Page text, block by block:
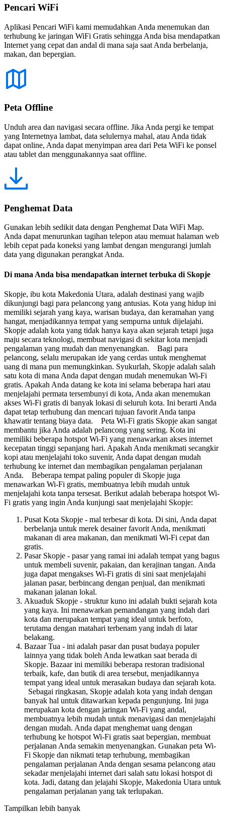
Pencari WiFi
Aplikasi Pencari WiFi kami memudahkan Anda menemukan dan
terhubung ke jaringan WiFi Gratis sehingga Anda bisa mendapatkan
Internet yang cepat dan andal di mana saja saat Anda berbelanja,
makan, dan bepergian.
Peta Offline
Unduh area dan navigasi secara offline. Jika Anda pergi ke tempat
yang Internetnya lambat, data selulernya mahal, atau Anda tidak
dapat online, Anda dapat menyimpan area dari Peta WiFi ke ponsel
atau tablet dan menggunakannya saat offline.
Penghemat Data
Gunakan lebih sedikit data dengan Penghemat Data WiFi Map.
Anda dapat menurunkan tagihan telepon atau memuat halaman web
lebih cepat pada koneksi yang lambat dengan mengurangi jumlah
data yang digunakan perangkat Anda.
Di mana Anda bisa mendapatkan internet terbuka di Skopje
Skopje, ibu kota Makedonia Utara, adalah destinasi yang wajib
dikunjungi bagi para pelancong yang antusias. Kota yang hidup ini
memiliki sejarah yang kaya, warisan budaya, dan keramahan yang
hangat, menjadikannya tempat yang sempurna untuk dijelajahi.
Skopje adalah kota yang tidak hanya kaya akan sejarah tetapi juga
maju secara teknologi, membuat navigasi di sekitar kota menjadi
pengalaman yang mudah dan menyenangkan. Bagi para
pelancong, selalu merupakan ide yang cerdas untuk menghemat
uang di mana pun memungkinkan. Syukurlah, Skopje adalah salah
satu kota di mana Anda dapat dengan mudah menemukan Wi-Fi
gratis. Apakah Anda datang ke kota ini selama beberapa hari atau
menjelajahi permata tersembunyi di kota, Anda akan menemukan
akses Wi-Fi gratis di banyak lokasi di seluruh kota. Ini berarti Anda
dapat tetap terhubung dan mencari tujuan favorit Anda tanpa
khawatir tentang biaya data. Peta Wi-Fi gratis Skopje akan sangat
membantu jika Anda adalah pelancong yang sering. Kota ini
memiliki beberapa hotspot Wi-Fi yang menawarkan akses internet
kecepatan tinggi sepanjang hari. Apakah Anda menikmati secangkir
kopi atau menjelajahi toko suvenir, Anda dapat dengan mudah
terhubung ke internet dan membagikan pengalaman perjalanan
Anda. Beberapa tempat paling populer di Skopje juga
menawarkan Wi-Fi gratis, membuatnya lebih mudah untuk
menjelajahi kota tanpa tersesat. Berikut adalah beberapa hotspot Wi-
Fi gratis yang ingin Anda kunjungi saat menjelajahi Skopje:
Pusat Kota Skopje - mal terbesar di kota. Di sini, Anda dapat
berbelanja untuk merek desainer favorit Anda, menikmati
makanan di area makanan, dan menikmati Wi-Fi cepat dan
gratis.
Pasar Skopje - pasar yang ramai ini adalah tempat yang bagus
untuk membeli suvenir, pakaian, dan kerajinan tangan. Anda
juga dapat mengakses Wi-Fi gratis di sini saat menjelajahi
jalanan pasar, berbincang dengan penjual, dan menikmati
makanan jalanan lokal.
Akuaduk Skopje - struktur kuno ini adalah bukti sejarah kota
yang kaya. Ini menawarkan pemandangan yang indah dari
kota dan merupakan tempat yang ideal untuk berfoto,
terutama dengan matahari terbenam yang indah di latar
belakang.
Bazaar Tua - ini adalah pasar dan pusat budaya populer
lainnya yang tidak boleh Anda lewatkan saat berada di
Skopje. Bazaar ini memiliki beberapa restoran tradisional
terbaik, kafe, dan butik di area tersebut, menjadikannya
tempat yang ideal untuk merasakan budaya dan sejarah kota.
Sebagai ringkasan, Skopje adalah kota yang indah dengan
banyak hal untuk ditawarkan kepada pengunjung. Ini juga
merupakan kota dengan jaringan Wi-Fi yang andal,
membuatnya lebih mudah untuk menavigasi dan menjelajahi
dengan mudah. Anda dapat menghemat uang dengan
terhubung ke hotspot Wi-Fi gratis saat bepergian, membuat
perjalanan Anda semakin menyenangkan. Gunakan peta Wi-
Fi Skopje dan nikmati tetap terhubung, membagikan
pengalaman perjalanan Anda dengan sesama pelancong atau
sekadar menjelajahi internet dari salah satu lokasi hotspot di
kota. Jadi, datang dan jelajahi Skopje, Makedonia Utara untuk
pengalaman perjalanan yang tak terlupakan.
Tampilkan lebih banyak